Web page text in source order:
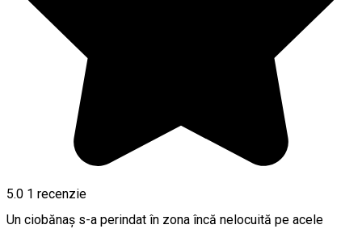
5.0 1 recenzie
Un ciobănaș s-a perindat în zona încă nelocuită pe acele